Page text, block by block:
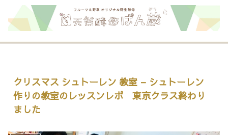
クリスマス シュトーレン 教室 – シュトーレン
作りの教室のレッスンレポ 東京クラス終わり
ました